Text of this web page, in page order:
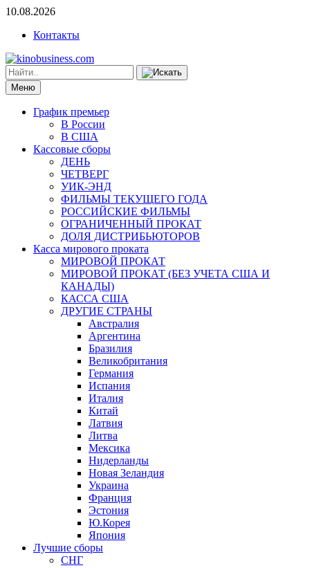
10.08.2026
Контакты
Меню
График премьер
В России
В США
Кассовые сборы
ДЕНЬ
ЧЕТВЕРГ
УИК-ЭНД
ФИЛЬМЫ ТЕКУЩЕГО ГОДА
РОССИЙСКИЕ ФИЛЬМЫ
ОГРАНИЧЕННЫЙ ПРОКАТ
ДОЛЯ ДИСТРИБЬЮТОРОВ
Касса мирового проката
МИРОВОЙ ПРОКАТ
МИРОВОЙ ПРОКАТ (БЕЗ УЧЕТА США И
КАНАДЫ)
КАССА США
ДРУГИЕ СТРАНЫ
Австралия
Аргентина
Бразилия
Великобритания
Германия
Испания
Италия
Китай
Латвия
Литва
Мексика
Нидерланды
Новая Зеландия
Украина
Франция
Эстония
Ю.Корея
Япония
Лучшие сборы
СНГ